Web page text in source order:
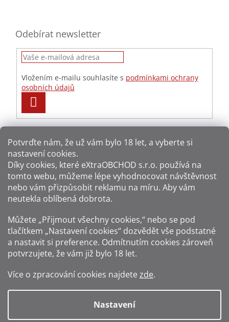
Potvrďte nám​​, že už vám bylo 18 let, a vyberte si
nastavení cookies.
Díky cookies, které eXtraOBCHOD s.r.o. používá na
tomto webu, můžeme lépe vyhodnocovat návštěvnost
nebo vám přizpůsobit reklamu na míru. Aby vám
neutekla oblíbená dobrota.
Můžete „Přijmout všechny cookies,“ nebo se pod
tlačítkem „Nastavení cookies“ dozvědět vše podstatné
a nastavit si preference. Odmítnutím cookies zároveň
potvrzujete, že vám již bylo 18 let.
Více o zpracování cookies najdete zde.
Nastavení
Odebírat newsletter
Vložením e-mailu souhlasíte s podmínkami ochrany
osobních údajů
SE
Způsoby dopravy:
Zákaz prodeje alkoholu osobám mladším 18 let.